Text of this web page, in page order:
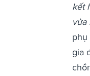
kết
vừa
phụ
gia